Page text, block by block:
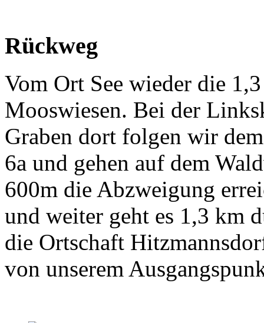
Rückweg
Vom Ort See wieder die
Mooswiesen. Bei der
Graben dort folgen wir
6a und gehen auf dem
600m die Abzweigung
und weiter geht es 1,3 km
die Ortschaft
von unserem